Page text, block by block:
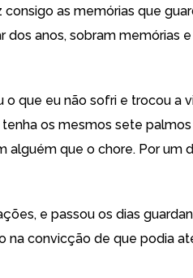
as memórias que
dos anos, sobram memórias
que eu não sofri e trocou a
os mesmos sete
alguém que o chore. Por um
e passou os dias
na convicção de que podia